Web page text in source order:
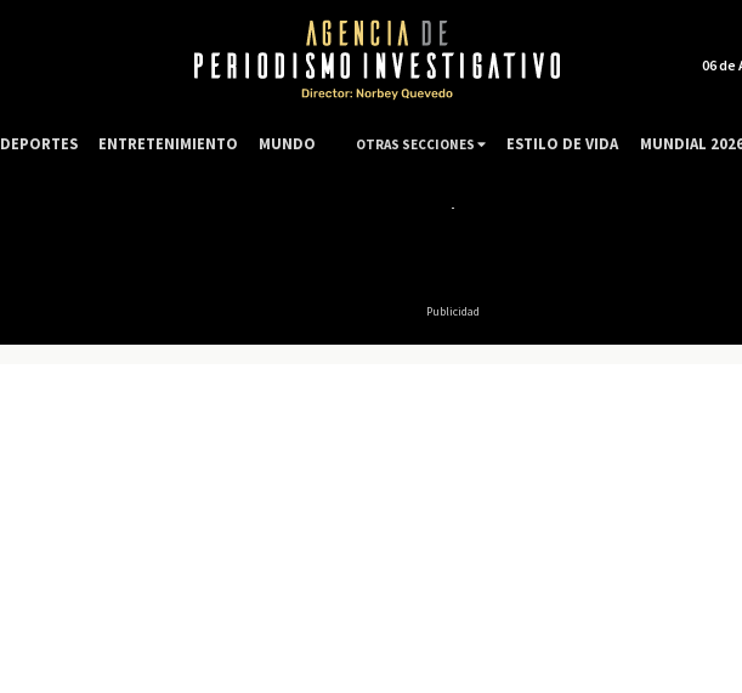
Publicidad
06 de
DEPORTES ENTRETENIMIENTO MUNDO OTRAS SECCIONES ESTILO DE VIDA MUNDIAL